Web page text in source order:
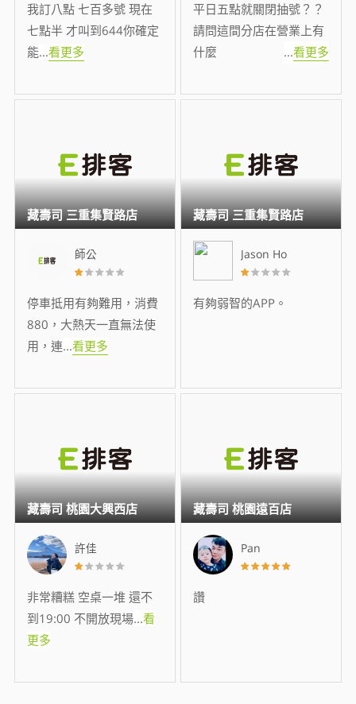
我訂八點 七百多號 現在
七點半 才叫到644你確定
能...看更多
平日五點就關閉抽號？？
請問這間分店在營業上有
什麼
...看更多
師公
停車抵用有夠難用，消費
880，大熱天一直無法使
用，連...看更多
藏壽司 三重集賢路店
Jason Ho
有夠弱智的APP。
藏壽司 三重集賢路店
許佳
非常糟糕 空桌一堆 還不
到19:00 不開放現場...看
更多
藏壽司 桃園大興西店
Pan
讚
藏壽司 桃園遠百店